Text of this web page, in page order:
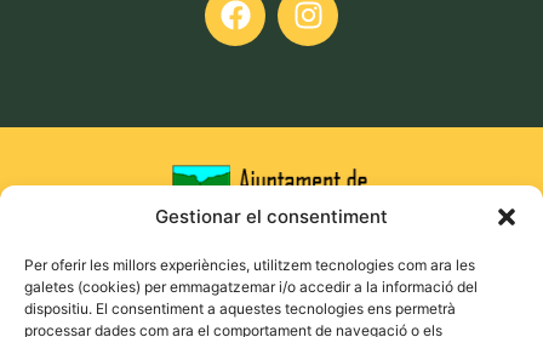
Gestionar el consentiment
Per oferir les millors experiències, utilitzem tecnologies com ara les
galetes (cookies) per emmagatzemar i/o accedir a la informació del
dispositiu. El consentiment a aquestes tecnologies ens permetrà
processar dades com ara el comportament de navegació o els